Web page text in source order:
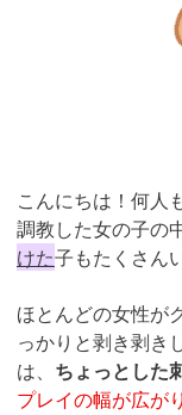
こんにちは！何人
調教した女の子の
けた子もたくさん
ほとんどの女性が
っかりと剥き剥き
は、 ちょっとした
プレイの幅が広が